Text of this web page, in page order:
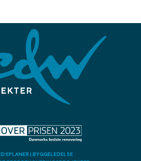
| BYGGELEDELSE